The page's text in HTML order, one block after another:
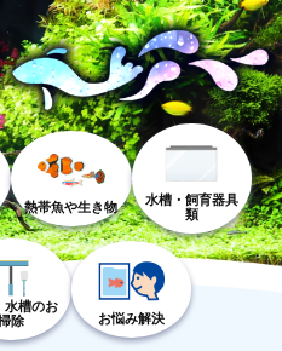
熱帯魚や生き物
水槽・飼育器具
類
水槽のお
除
お悩み解決